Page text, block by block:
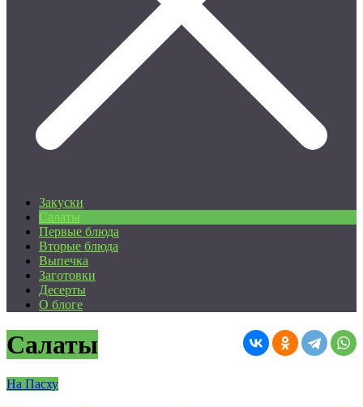
Закуски
Салаты
Первые блюда
Вторые блюда
Выпечка
Заготовки
Десерты
О блоге
Салаты
На Пасху